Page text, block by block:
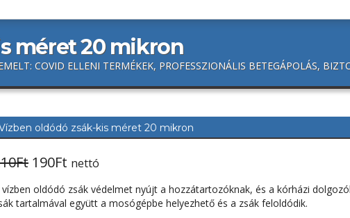
méret 20 mikron
COVID ELLENI TERMÉKEK, PROFESSZIONÁLIS BETEGÁPOLÁS,
oldódó zsák-kis méret 20 mikron
Ft Original
price
was:
190FtCurrent
price
is:
nettó
vízben oldódó zsák védelmet nyújt a hozzátartozóknak, és a kórházi
tartalmával együtt a mosógépbe helyezhető és a zsák feloldódik.